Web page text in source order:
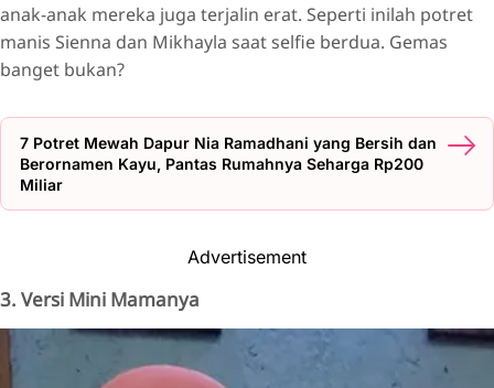
anak-anak mereka juga terjalin erat. Seperti inilah potret
manis Sienna dan Mikhayla saat selfie berdua. Gemas
banget bukan?
7 Potret Mewah Dapur Nia Ramadhani yang Bersih dan
Berornamen Kayu, Pantas Rumahnya Seharga Rp200
Miliar
Advertisement
3. Versi Mini Mamanya